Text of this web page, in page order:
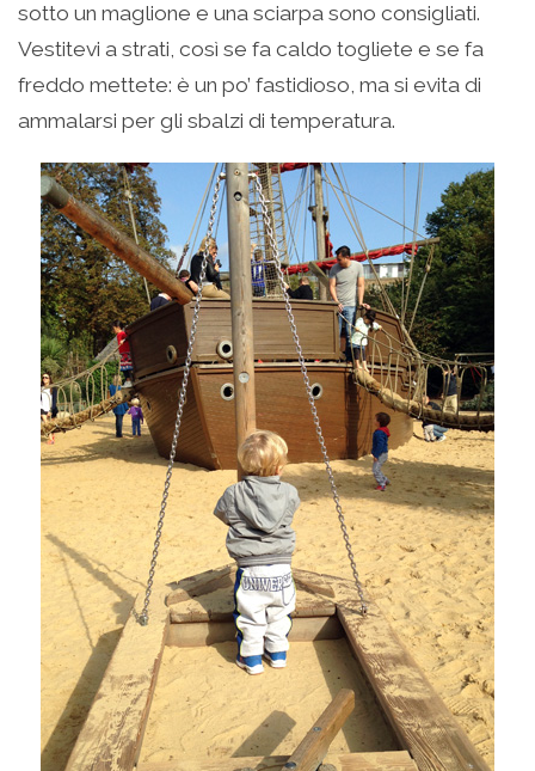
sotto un maglione e una sciarpa sono consigliati.
Vestitevi a strati, così se fa caldo togliete e se fa
freddo mettete: è un po’ fastidioso, ma si evita di
ammalarsi per gli sbalzi di temperatura.